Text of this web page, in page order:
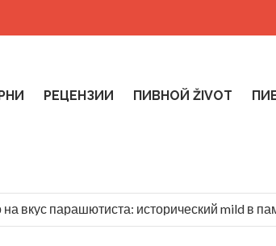
РЕЦЕНЗИИ ПИВНОЙ ŽIVOT
вкус парашютиста: исторический mild в